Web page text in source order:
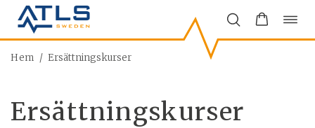
Hoppa
till
innehåll
Hem / Ersättningskurser
Ersättningskurser